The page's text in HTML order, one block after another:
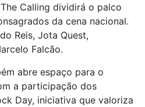
The Calling dividirá o palco
da cena nacional.
Reis, Jota Quest,
Falcão.
abre espaço para o
a participação dos
Day, iniciativa que valoriza